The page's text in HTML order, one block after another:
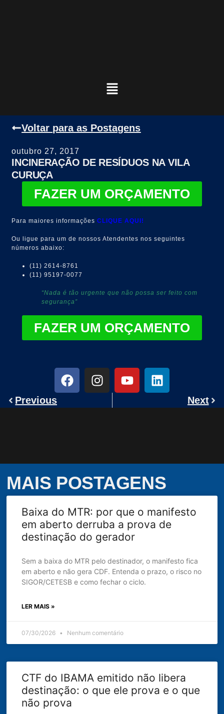
Voltar para as Postagens
outubro 27, 2017
INCINERAÇÃO DE RESÍDUOS NA VILA
CURUÇA
FAZER UM ORÇAMENTO
Para maiores informaçõesCLIQUE AQUI!
Ou ligue para um de nossos Atendentes nos seguintes
números abaixo:
(11) 2614-8761
(11) 95197-0077
“Nada é tão urgente que não possa ser feito com
segurança”
FAZER UM ORÇAMENTO
Previous Next
MAIS POSTAGENS
Baixa do MTR: por que o manifesto
em aberto derruba a prova de
destinação do gerador
Sem a baixa do MTR pelo destinador, o manifesto fica
em aberto e não gera CDF. Entenda o prazo, o risco no
SIGOR/CETESB e como fechar o ciclo.
LER MAIS »
07/30/2026 Nenhum comentário
CTF do IBAMA emitido não libera
destinação: o que ele prova e o que
não prova